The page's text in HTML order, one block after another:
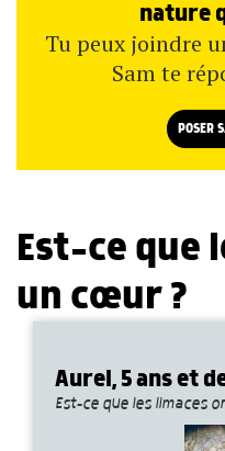
nature
Tu peux joindre
Sam te
POSER
Est-ce que
un cœur ?
Aurel, 5 ans et
Est-ce que les limaces